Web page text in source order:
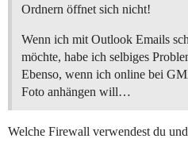
Ordnern öffnet sich nicht!
Wenn ich mit Outlook Emails
möchte, habe ich selbiges
Ebenso, wenn ich online bei
Foto anhängen will…
Welche Firewall verwendest du